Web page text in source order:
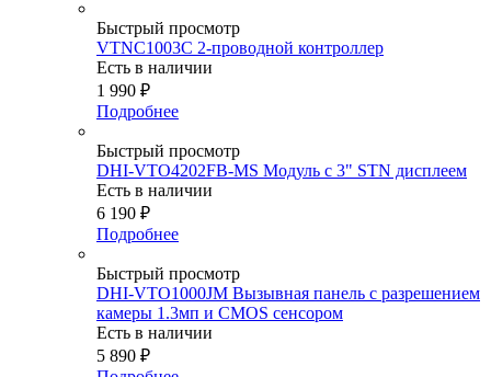
Быстрый просмотр
VTNC1003C 2-проводной контроллер
Есть в наличии
1 990 ₽
Подробнее
Быстрый просмотр
DHI-VTO4202FB-MS Модуль с 3" STN дисплеем
Есть в наличии
6 190 ₽
Подробнее
Быстрый просмотр
DHI-VTO1000JM Вызывная панель с разрешением
камеры 1.3мп и CMOS сенсором
Есть в наличии
5 890 ₽